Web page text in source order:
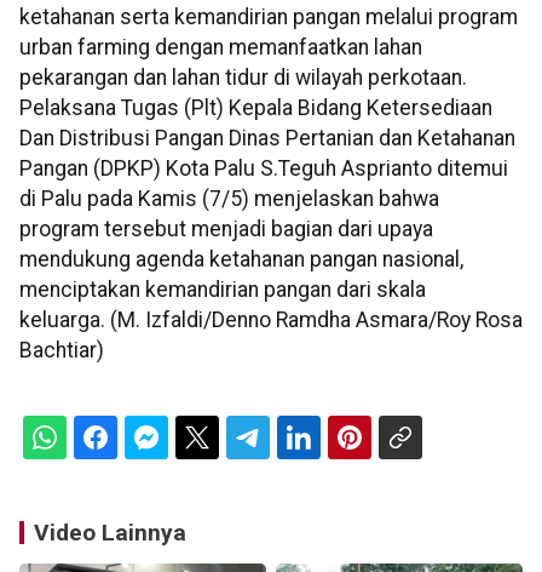
ketahanan serta kemandirian pangan melalui program
urban farming dengan memanfaatkan lahan
pekarangan dan lahan tidur di wilayah perkotaan.
Pelaksana Tugas (Plt) Kepala Bidang Ketersediaan
Dan Distribusi Pangan Dinas Pertanian dan Ketahanan
Pangan (DPKP) Kota Palu S.Teguh Asprianto ditemui
di Palu pada Kamis (7/5) menjelaskan bahwa
program tersebut menjadi bagian dari upaya
mendukung agenda ketahanan pangan nasional,
menciptakan kemandirian pangan dari skala
keluarga. (M. Izfaldi/Denno Ramdha Asmara/Roy Rosa
Bachtiar)
Video Lainnya